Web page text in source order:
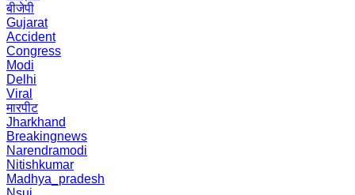
बीजेपी
Gujarat
Accident
Congress
Modi
Delhi
Viral
मारपीट
Jharkhand
Breakingnews
Narendramodi
Nitishkumar
Madhya_pradesh